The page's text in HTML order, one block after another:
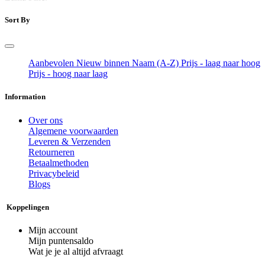
Sort By
Aanbevolen Nieuw binnen Naam (A-Z) Prijs - laag naar hoog
Prijs - hoog naar laag
Information
Over ons
Algemene voorwaarden
Leveren & Verzenden
Retourneren
Betaalmethoden
Privacybeleid
Blogs
Koppelingen
Mijn account
Mijn puntensaldo
Wat je je al altijd afvraagt